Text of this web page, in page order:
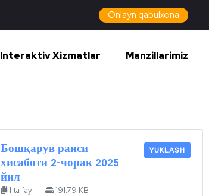
Onlayn qabulxona
Interaktiv Xizmatlar Manzillarimiz
Бошқарув раиси
хисаботи 2-чорак 2025
йил
1 ta fayl 191.79 KB
YUKLASH